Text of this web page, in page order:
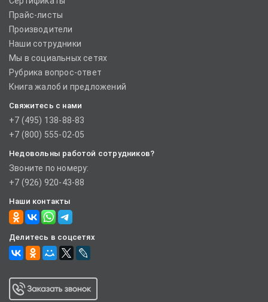
Прайс-листы
Производители
Наши сотрудники
Мы в социальных сетях
Рубрика вопрос-ответ
Книга жалоб и предложений
Свяжитесь с нами
+7 (495) 138-88-83
+7 (800) 555-02-05
Недовольны работой сотрудников?
Звоните по номеру:
+7 (926) 920-43-88
Наши контакты
Делитесь в соцсетях